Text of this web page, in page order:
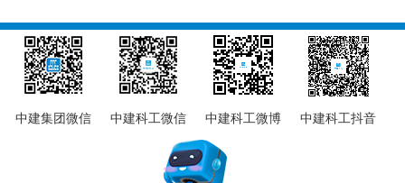
中建集团微信 中建科工微信 中建科工微博 中建科工抖音